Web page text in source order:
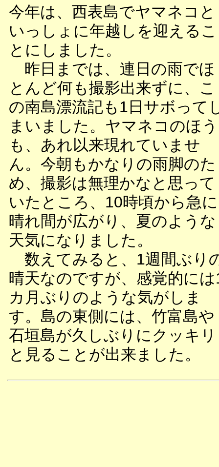
今年は、西表島でヤマネコと
いっしょに年越しを迎えるこ
とにしました。
昨日までは、連日の雨でほ
とんど何も撮影出来ずに、こ
の南島漂流記も1日サボって
まいました。ヤマネコのほう
も、あれ以来現れていませ
ん。今朝もかなりの雨脚のた
め、撮影は無理かなと思って
いたところ、10時頃から急に
晴れ間が広がり、夏のような
天気になりました。
数えてみると、1週間ぶり
晴天なのですが、感覚的には
カ月ぶりのような気がしま
す。島の東側には、竹富島や
石垣島が久しぶりにクッキリ
と見ることが出来ました。